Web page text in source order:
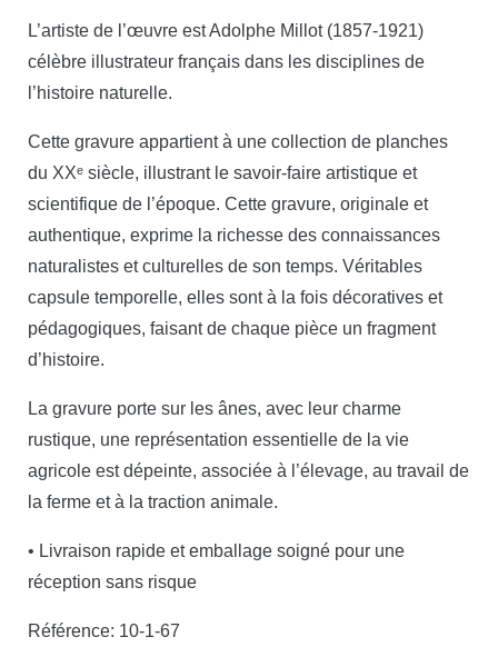
L’artiste de l’œuvre est Adolphe Millot (1857-1921)
célèbre illustrateur français dans les disciplines de
l’histoire naturelle.
Cette gravure appartient à une collection de planches
du XXᵉ siècle, illustrant le savoir-faire artistique et
scientifique de l’époque. Cette gravure, originale et
authentique, exprime la richesse des connaissances
naturalistes et culturelles de son temps. Véritables
capsule temporelle, elles sont à la fois décoratives et
pédagogiques, faisant de chaque pièce un fragment
d’histoire.
La gravure porte sur les ânes, avec leur charme
rustique, une représentation essentielle de la vie
agricole est dépeinte, associée à l’élevage, au travail de
la ferme et à la traction animale.
• Livraison rapide et emballage soigné pour une
réception sans risque
Référence: 10-1-67